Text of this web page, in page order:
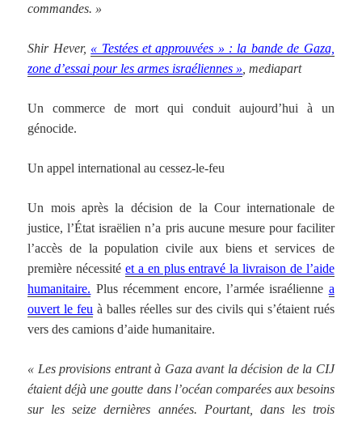
commandes. »
Shir Hever, « Testées et approuvées » : la bande de Gaza,
zone d’essai pour les armes israéliennes » , mediapart
Un commerce de mort qui conduit aujourd’hui à un
génocide.
Un appel international au cessez-le-feu
Un mois après la décision de la Cour internationale de
justice, l’État israëlien n’a pris aucune mesure pour faciliter
l’accès de la population civile aux biens et services de
première nécessitéet a en plus entravé la livraison de l’aide
humanitaire. Plus récemment encore, l’armée israélienne a
ouvert le feu à balles réelles sur des civils qui s’étaient rués
vers des camions d’aide humanitaire.
« Les provisions entrant à Gaza avant la décision de la CIJ
étaient déjà une goutte dans l’océan comparées aux besoins
sur les seize dernières années. Pourtant, dans les trois